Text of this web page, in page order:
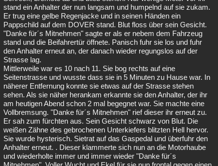
stand ein Anhalter der nun langsam und humpelnd auf sie zukam.
Er trug eine gelbe Regenjacke und in seinen Händen ein
Pappschild auf dem DOVER stand. Blut floss über sein Gesicht.
"Danke für´s Mitnehmen" sagte er als er nebem dem Fahrzeug
stand und die Beifahrertür öffnete. Panisch fuhr sie los und fuhr
den Anhalter erneut an, der danach wieder regungslos auf der
Strasse lag.
Mittlerweile war es 10 nach 11. Sie bog rechts auf eine
Seitenstrasse und wusste dass sie in 5 Minuten zu Hause war. In
näherer Entfernung konnte sie etwas auf der Strasse stehen
sehen. Als sie näher herankam erkannte sie den Anhalter, der ihr
am heutigen Abend schon 2 mal begegnet war. Sie machte eine
Vollbremsung. "Danke für´s Mitnehmen" rief dieser ihr erneut zu.
Er sah zum fürchten aus. Sein Gesicht schwarz von Blut. Die
weißen Zähne des gebrochenen Unterkiefers blitzten Hell hervor.
Sie wurde hysterisch. Sietrat auf das Gaspedal und überfuhr den
Anhalter erneut. . Dieser klammerte sich nun an die Motorhaube
und wiederholte immer und immer wieder "Danke für´s